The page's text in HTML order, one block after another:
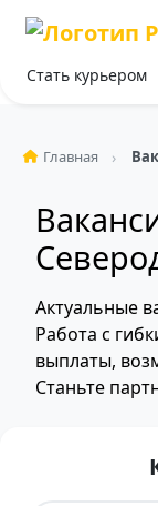
Стать курьером
Главная
Актуальные
Работа с
выплаты,
Станьте